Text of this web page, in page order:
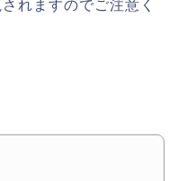
れますのでご注意く